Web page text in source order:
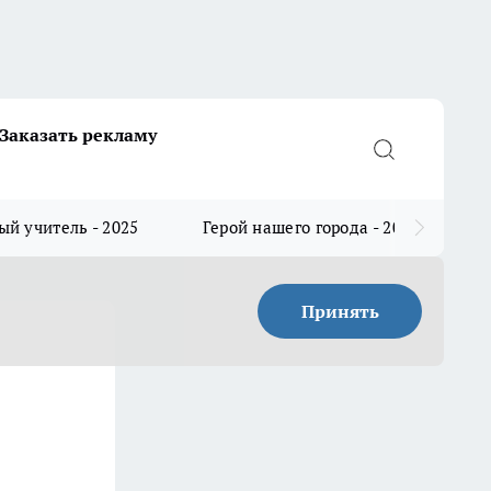
Заказать рекламу
учитель - 2025 Герой нашего города - 2025
Принять